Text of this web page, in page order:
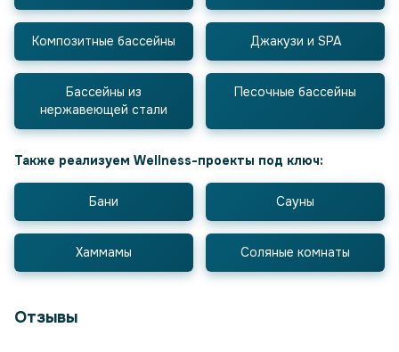
Композитные бассейны Джакузи и SPA
Бассейны из
нержавеющей стали
Песочные бассейны
Также реализуем Wellness-проекты под ключ:
Бани Сауны
Хаммамы Соляные комнаты
Отзывы